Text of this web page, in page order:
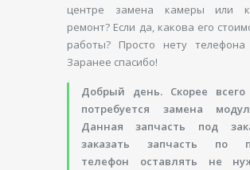
центре замена камеры или
ремонт? Если да, какова его
работы? Просто нету
Заранее спасибо!
Добрый день. Скорее
потребуется замена
Данная запчасть под
заказать запчасть по
телефон оставлять не